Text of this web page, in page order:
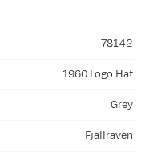
78142
1960 Logo Hat
Grey
Fjällräven